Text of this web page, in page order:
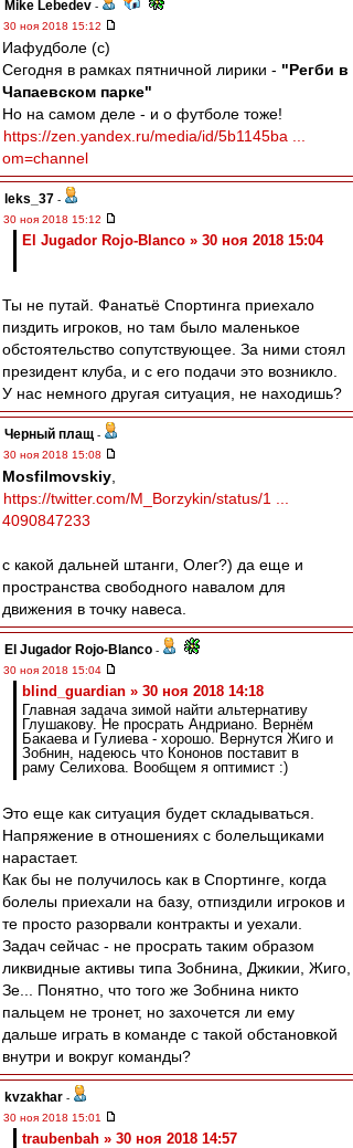
Mike Lebedev -
30 ноя 2018 15:12
Иафудболе (с)
Сегодня в рамках пятничной лирики - "Регби в
Чапаевском парке"
Но на самом деле - и о футболе тоже!
https://zen.yandex.ru/media/id/5b1145ba ...
om=channel
leks_37 -
30 ноя 2018 15:12
El Jugador Rojo-Blanco » 30 ноя 2018 15:04
Ты не путай. Фанатьё Спортинга приехало
пиздить игроков, но там было маленькое
обстоятельство сопутствующее. За ними стоял
президент клуба, и с его подачи это возникло.
У нас немного другая ситуация, не находишь?
Черный плащ -
30 ноя 2018 15:08
Mosfilmovskiy
https://twitter.com/M_Borzykin/status/1 ...
4090847233
с какой дальней штанги, Олег?) да еще и
пространства свободного навалом для
движения в точку навеса.
El Jugador Rojo-Blanco -
30 ноя 2018 15:04
blind_guardian » 30 ноя 2018 14:18
Главная задача зимой найти альтернативу
Глушакову. Не просрать Андриано. Вернём
Бакаева и Гулиева - хорошо. Вернутся Жиго и
Зобнин, надеюсь что Кононов поставит в
раму Селихова. Вообщем я оптимист :)
Это еще как ситуация будет складываться.
Напряжение в отношениях с болельщиками
нарастает.
Как бы не получилось как в Спортинге, когда
болелы приехали на базу, отпиздили игроков и
те просто разорвали контракты и уехали.
Задач сейчас - не просрать таким образом
ликвидные активы типа Зобнина, Джикии, Жиго,
Зе... Понятно, что того же Зобнина никто
пальцем не тронет, но захочется ли ему
дальше играть в команде с такой обстановкой
внутри и вокруг команды?
kvzakhar -
30 ноя 2018 15:01
traubenbah » 30 ноя 2018 14:57